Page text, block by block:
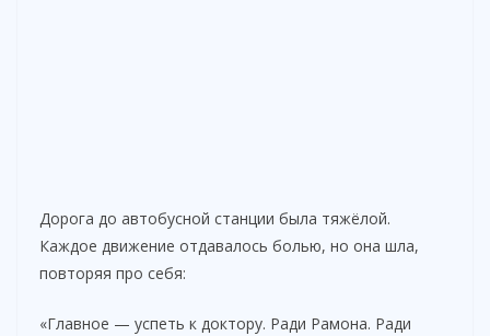
Дорога до автобусной станции была тяжёлой.
Каждое движение отдавалось болью, но она шла,
повторяя про себя:
«Главное — успеть к доктору. Ради Рамона. Ради